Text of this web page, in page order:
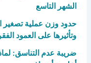
الشهر التاسع
وتأثيرها على العمود
ضريبة عدم التناسق: